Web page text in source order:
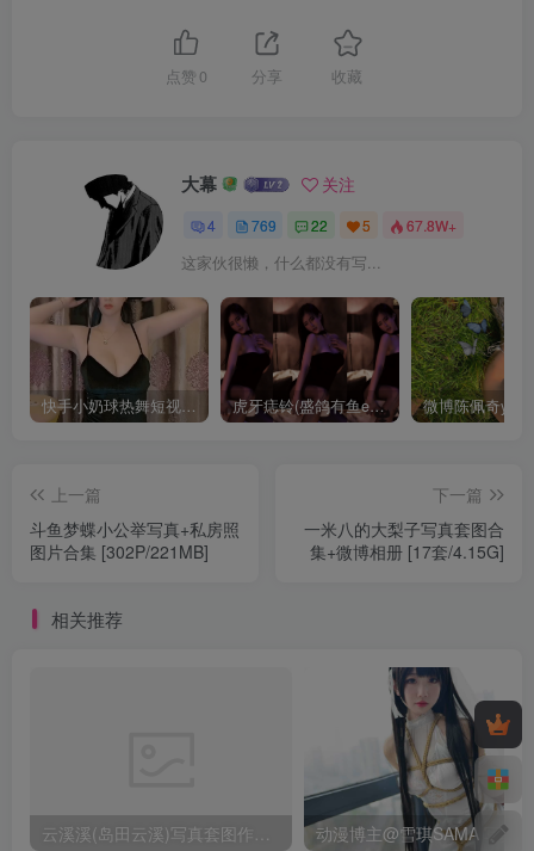
点赞 0 分享 收藏
大幕 关注
4 769 22 5 67.8W+
这家伙很懒，什么都没有写...
快手小奶球热舞短视频合集+微信私人定制福利视频【114V/6.43G】 虎牙痣铃(盛鸽有鱼er)直播热舞合集 21年12月【64V/11.6G】
上一篇
斗鱼梦蝶小公举写真+私房照
图片合集 [302P/221MB]
下一篇
一米八的大梨子写真套图合
集+微博相册 [17套/4.15G]
相关推荐